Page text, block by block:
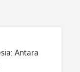
Antara